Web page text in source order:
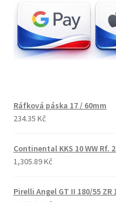
Ráfková páska 17 / 60mm
234.35 Kč
Continental KKS 10 WW Rf.
1,305.89 Kč
Pirelli Angel GT II 180/55 ZR